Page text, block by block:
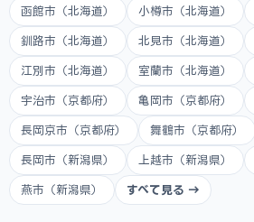
函館市（北海道） 小樽市（北海道）
釧路市（北海道） 北見市（北海道）
江別市（北海道） 室蘭市（北海道）
宇治市（京都府） 亀岡市（京都府）
長岡京市（京都府） 舞鶴市（京都府）
長岡市（新潟県） 上越市（新潟県）
燕市（新潟県） すべて見る →